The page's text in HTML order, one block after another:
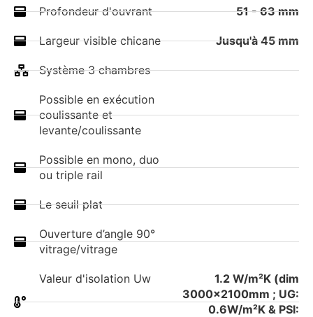
Profondeur d'ouvrant 51 - 63 mm
Largeur visible chicane Jusqu'à 45 mm
Système 3 chambres
Possible en exécution
coulissante et
levante/coulissante
Possible en mono, duo
ou triple rail
Le seuil plat
Ouverture d’angle 90°
vitrage/vitrage
Valeur d'isolation Uw
1.2 W/m²K (dim
3000x2100mm ; UG:
0.6W/m²K & PSI: